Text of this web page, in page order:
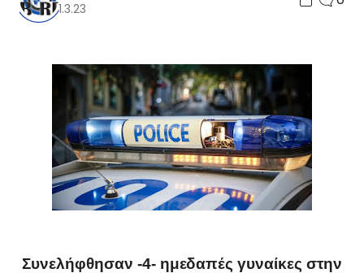
1.3.23
Συνελήφθησαν -4- ημεδαπές γυναίκες στην